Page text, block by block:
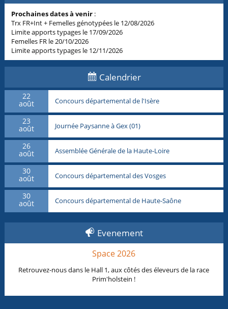
Prochaines dates à venir :
Trx FR+Int + Femelles génotypées le 12/08/2026
Limite apports typages le 17/09/2026
Femelles FR le 20/10/2026
Limite apports typages le 12/11/2026
Calendrier
22
août Concours départemental de l'Isère
23
août Journée Paysanne à Gex (01)
26
août Assemblée Générale de la Haute-Loire
30
août Concours départemental des Vosges
30
août Concours départemental de Haute-Saône
Evenement
Space 2026
Retrouvez-nous dans le Hall 1, aux côtés des éleveurs de la race
Prim'holstein !